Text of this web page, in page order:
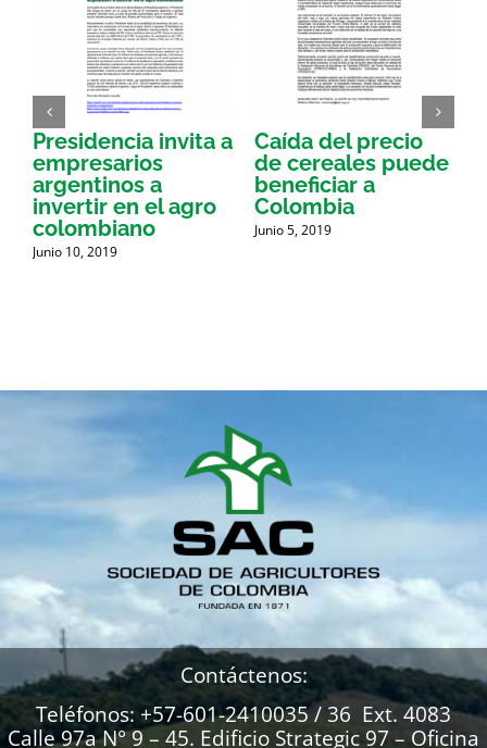
Presidencia invita a
empresarios
argentinos a
invertir en el agro
colombiano
Junio 10, 2019
Caída del precio
de cereales puede
beneficiar a
Colombia
Junio 5, 2019
Contáctenos:
Teléfonos: +57-601-2410035 / 36 Ext. 4083
Calle 97a N° 9 – 45. Edificio Strategic 97 – Oficina